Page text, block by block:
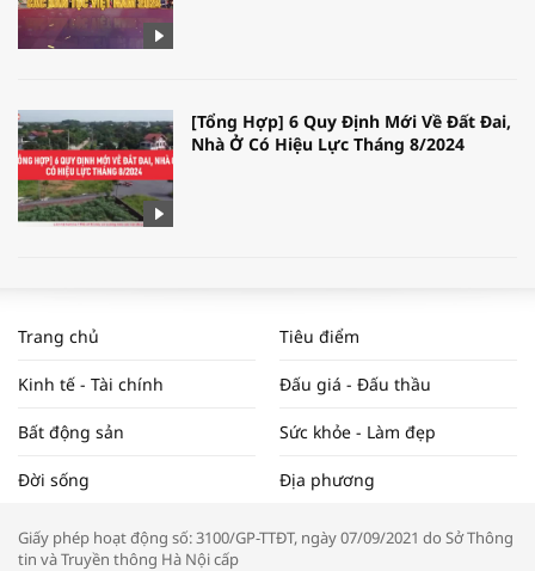
[Tổng Hợp] 6 Quy Định Mới Về Đất Đai,
Nhà Ở Có Hiệu Lực Tháng 8/2024
NAM NĂM 2024 VÀ NĂM 2025 | NHỊP
ĐẬP THỊ TRƯỜNG #62
Tọa đàm “Xúc tiến thương mại: Khơi
Trang chủ Tiêu điểm
Kinh tế - Tài chính Đấu giá - Đấu thầu
Bất động sản Sức khỏe - Làm đẹp
Đời sống Địa phương
Giấy phép hoạt động số: 3100/GP-TTĐT, ngày 07/09/2021 do Sở Thông
tin và Truyền thông Hà Nội cấp